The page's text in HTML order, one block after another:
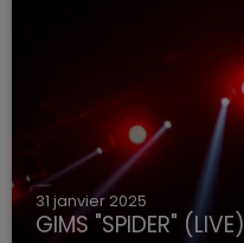
31 janvier 2025
GIMS "SPIDER" (LIVE)